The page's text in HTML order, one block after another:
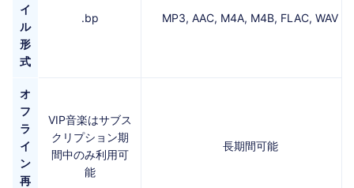
イ
ル
形
式
.bp MP3, AAC, M4A, M4B, FLAC, WAV
オ
フ
ラ
イ
ン
再
VIP音楽はサブス
クリプション期
間中のみ利用可
能
長期間可能